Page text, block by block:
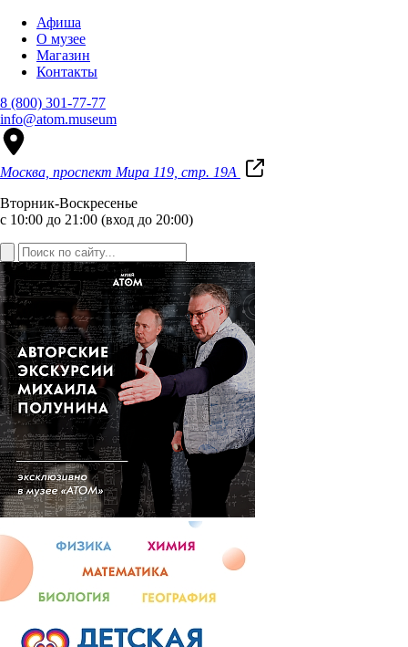
Афиша
О музее
Магазин
Контакты
8 (800) 301-77-77
info@atom.museum
Москва, проспект Мира 119, стр. 19А
Вторник-Воскресенье
с 10:00 до 21:00 (вход до 20:00)